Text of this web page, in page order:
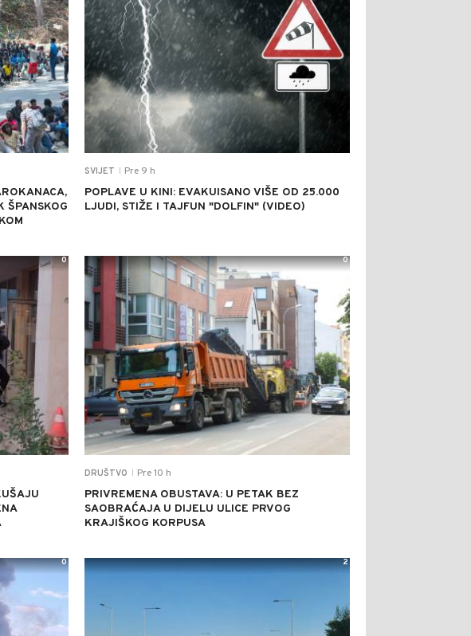
ŠPANSKOG
SVIJET Pre 9 h
POPLAVE U KINI: EVAKUISANO VIŠE OD 25.000
LJUDI, STIŽE I TAJFUN "DOLFIN" (VIDEO)
0
DRUŠTVO Pre 10 h
PRIVREMENA OBUSTAVA: U PETAK BEZ
SAOBRAĆAJA U DIJELU ULICE PRVOG
KRAJIŠKOG KORPUSA
0
0 2